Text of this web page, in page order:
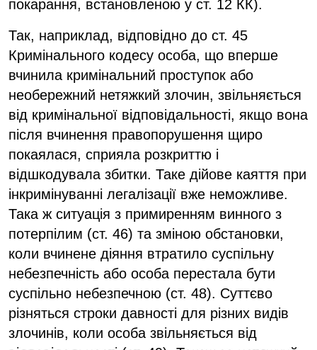
покарання, встановленою у ст. 12 КК).
Так, наприклад, відповідно до ст. 45
Кримінального кодесу особа, що вперше
вчинила кримінальний проступок або
необережний нетяжкий злочин, звільняється
від кримінальної відповідальності, якщо вона
після вчинення правопорушення щиро
покаялася, сприяла розкриттю і
відшкодувала збитки. Таке дійове каяття при
інкримінуванні легалізації вже неможливе.
Така ж ситуація з примиренням винного з
потерпілим (ст. 46) та зміною обстановки,
коли вчинене діяння втратило суспільну
небезпечність або особа перестала бути
суспільно небезпечною (ст. 48). Суттєво
різняться строки давності для різних видів
злочинів, коли особа звільняється від